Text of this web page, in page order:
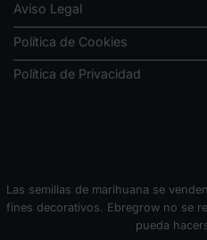
Aviso Legal
Política de Cookies
Política de Privacidad
Las semillas de marihuana se
fines decorativos. Ebregrow no se
pueda